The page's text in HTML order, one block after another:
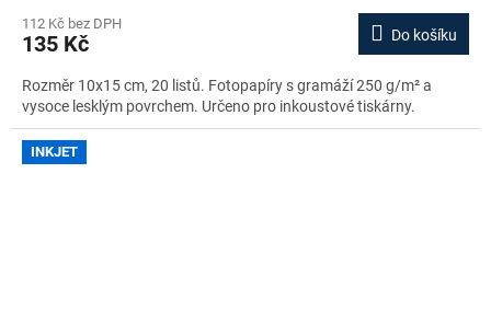
112 Kč bez DPH
135 Kč Do košíku
Rozměr 10x15 cm, 20 listů. Fotopapíry s gramáží 250 g/m² a
vysoce lesklým povrchem. Určeno pro inkoustové tiskárny.
INKJET